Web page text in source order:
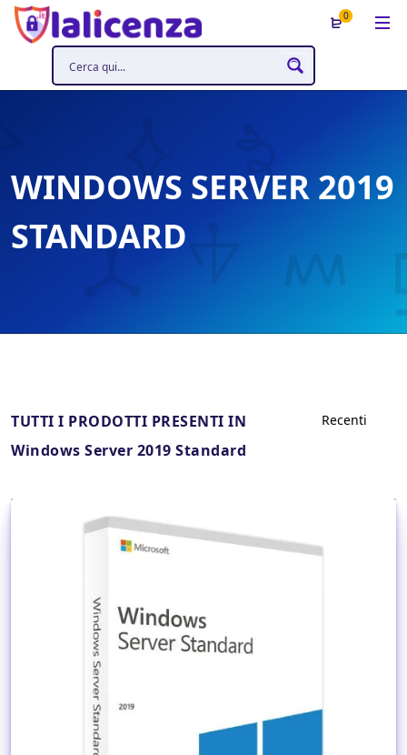
0
WINDOWS SERVER 2019
STANDARD
TUTTI I PRODOTTI PRESENTI IN
Windows Server 2019 Standard